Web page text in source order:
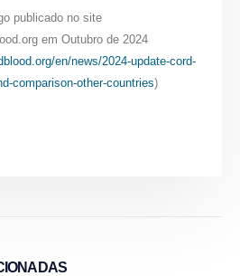
publicado no site
em Outubro de 2024
en/news/2024-update-cord-
comparison-other-countries)